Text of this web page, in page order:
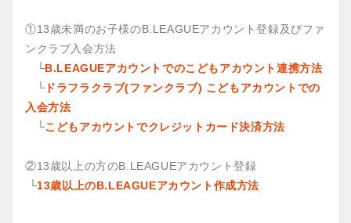
①13歳未満のお子様のB.LEAGUEアカウント登録及びファ
ンクラブ入会方法
└B.LEAGUEアカウントでのこどもアカウント連携方法
└ ドラフラクラブ(ファンクラブ) こどもアカウントでの
入会方法
└こどもアカウントでクレジットカード決済方法
②13歳以上の方のB.LEAGUEアカウント登録
└13歳以上のB.LEAGUEアカウント作成方法